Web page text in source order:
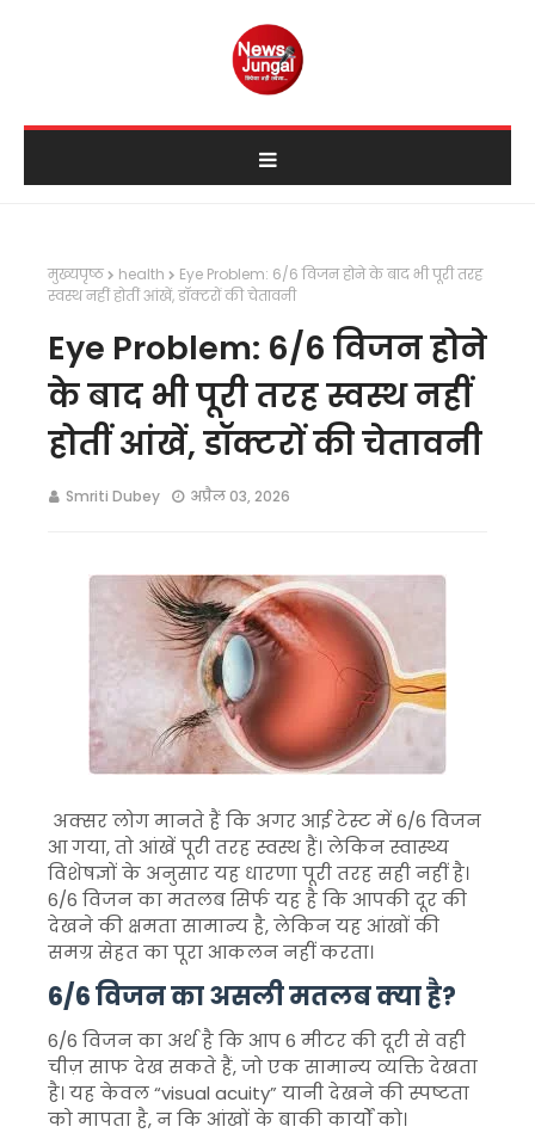
मुख्यपृष्ठ health
Eye Problem: 6/6 विजन होने के बाद भी पूरी तरह
स्वस्थ नहीं होतीं आंखें, डॉक्टरों की चेतावनी
Eye Problem: 6/6 विजन होने
के बाद भी पूरी तरह स्वस्थ नहीं
होतीं आंखें, डॉक्टरों की चेतावनी
Smriti Dubey अप्रैल 03, 2026
अक्सर लोग मानते हैं कि अगर आई टेस्ट में 6/6 विजन
आ गया, तो आंखें पूरी तरह स्वस्थ हैं। लेकिन स्वास्थ्य
विशेषज्ञों के अनुसार यह धारणा पूरी तरह सही नहीं है।
6/6 विजन का मतलब सिर्फ यह है कि आपकी दूर की
देखने की क्षमता सामान्य है, लेकिन यह आंखों की
समग्र सेहत का पूरा आकलन नहीं करता।
6/6 विजन का असली मतलब क्या है?
6/6 विजन का अर्थ है कि आप 6 मीटर की दूरी से वही
चीज़ साफ देख सकते हैं, जो एक सामान्य व्यक्ति देखता
है। यह केवल “visual acuity” यानी देखने की स्पष्टता
को मापता है, न कि आंखों के बाकी कार्यों को।